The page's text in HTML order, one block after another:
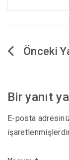
Yazı
Bir yanıt
E-posta